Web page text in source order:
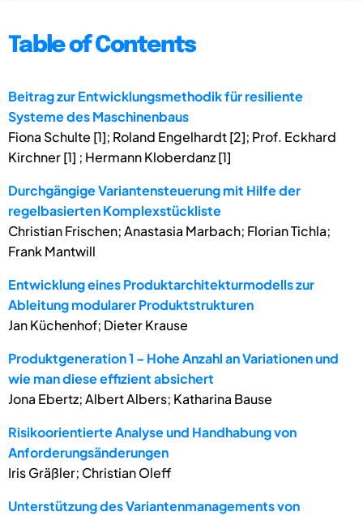
Table of Contents
Beitrag zur Entwicklungsmethodik für resiliente
Systeme des Maschinenbaus
Fiona Schulte [1]; Roland Engelhardt [2]; Prof. Eckhard
Kirchner [1] ; Hermann Kloberdanz [1]
Durchgängige Variantensteuerung mit Hilfe der
regelbasierten Komplexstückliste
Christian Frischen; Anastasia Marbach; Florian Tichla;
Frank Mantwill
Entwicklung eines Produktarchitekturmodells zur
Ableitung modularer Produktstrukturen
Jan Küchenhof; Dieter Krause
Produktgeneration 1 – Hohe Anzahl an Variationen und
wie man diese effizient absichert
Jona Ebertz; Albert Albers; Katharina Bause
Risikoorientierte Analyse und Handhabung von
Anforderungsänderungen
Iris Gräßler; Christian Oleff
Unterstützung des Variantenmanagements von